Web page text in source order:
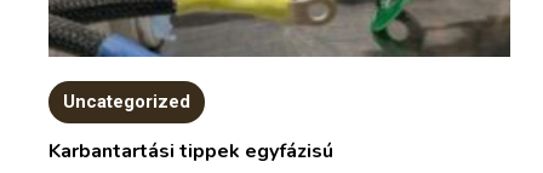
Uncategorized
Karbantartási tippek egyfázisú